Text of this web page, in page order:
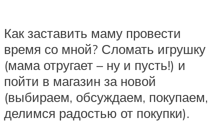
Как заставить маму провести
время со мной? Сломать игрушку
(мама отругает – ну и пусть!) и
пойти в магазин за новой
(выбираем, обсуждаем, покупаем,
делимся радостью от покупки).